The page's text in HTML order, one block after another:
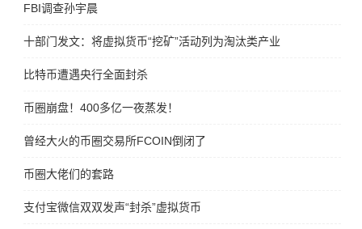
FBI调查孙宇晨
十部门发文：将虚拟货币“挖矿”活动列为淘汰类产业
比特币遭遇央行全面封杀
币圈崩盘！400多亿一夜蒸发！
曾经大火的币圈交易所FCOIN倒闭了
币圈大佬们的套路
支付宝微信双双发声“封杀”虚拟货币